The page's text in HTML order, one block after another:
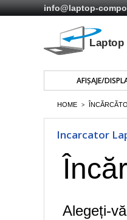
info@laptop-
AFIŞAJE/
HOME >
Incarcator
Alegeți-